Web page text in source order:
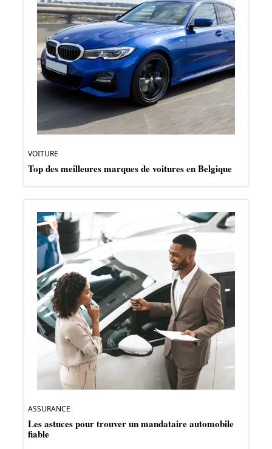
VOITURE
Top des meilleures marques de voitures en Belgique
ASSURANCE
Les astuces pour trouver un mandataire automobile
fiable